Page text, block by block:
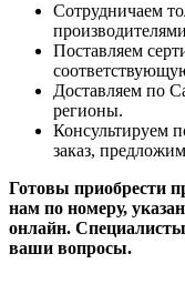
Сотрудничаем
Поставляем
Доставляем по
регионы.
Консультируем
заказ,
Готовы приобрести
нам по номеру,
онлайн.
ваши вопросы.